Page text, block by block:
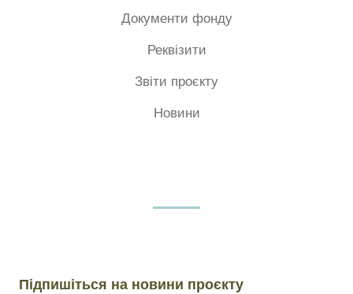
Документи фонду
Реквізити
Звіти проєкту
Новини
Підпишіться на новини проєкту